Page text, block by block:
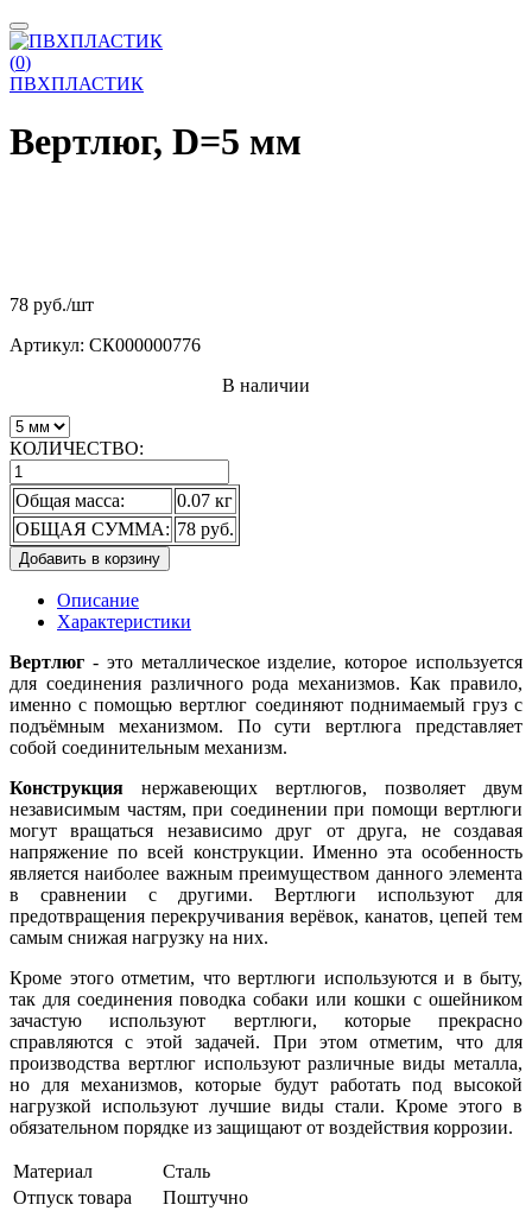
(0)
ПВХПЛАСТИК
Вертлюг, D=5 мм
78 руб./шт
Артикул: СК000000776
В наличии
КОЛИЧЕСТВО:
Общая масса:
0.07 кг
ОБЩАЯ СУММА: 78 руб.
Добавить в корзину
Описание
Характеристики
Вертлюг - это металлическое изделие, которое используется
для соединения различного рода механизмов. Как правило,
именно с помощью вертлюг соединяют поднимаемый груз с
подъёмным механизмом. По сути вертлюга представляет
собой соединительным механизм.
Конструкция нержавеющих вертлюгов, позволяет двум
независимым частям, при соединении при помощи вертлюги
могут вращаться независимо друг от друга, не создавая
напряжение по всей конструкции. Именно эта особенность
является наиболее важным преимуществом данного элемента
в сравнении с другими. Вертлюги используют для
предотвращения перекручивания верёвок, канатов, цепей тем
самым снижая нагрузку на них.
Кроме этого отметим, что вертлюги используются и в быту,
так для соединения поводка собаки или кошки с ошейником
зачастую используют вертлюги, которые прекрасно
справляются с этой задачей. При этом отметим, что для
производства вертлюг используют различные виды металла,
но для механизмов, которые будут работать под высокой
нагрузкой используют лучшие виды стали. Кроме этого в
обязательном порядке из защищают от воздействия коррозии.
Материал
Сталь
Отпуск товара
Поштучно